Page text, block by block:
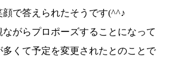
顔で答えられたそうです(^^♪
がらプロポーズすることになって
くて予定を変更されたとのことで